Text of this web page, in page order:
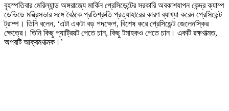
বৃহস্পতিবার মেরিল্যান্ড অঙ্গরাজ্যে মার্কিন প্রেসিডেন্টের সরকারি অবকাশযাপন কেন্দ্র ক্যাম্প
ডেভিডে মন্ত্রিসভার সঙ্গে বৈঠকে প্রতিশ্রুতি প্রত্যাহারের কারণ ব্যাখ্যা করেন প্রেসিডেন্ট
ট্রাম্প। তিনি বলেন, ‘এটা একটা বড় পদক্ষেপ, বিশেষ করে প্রেসিডেন্ট জেলেনস্কির
ক্ষেত্রে। তিনি কিছু প্যাট্রিয়ট পেতে চান, কিছু টমাহকও পেতে চান। একটি রক্ষণাত্মত,
অপরটি আক্রমণাত্মক।’